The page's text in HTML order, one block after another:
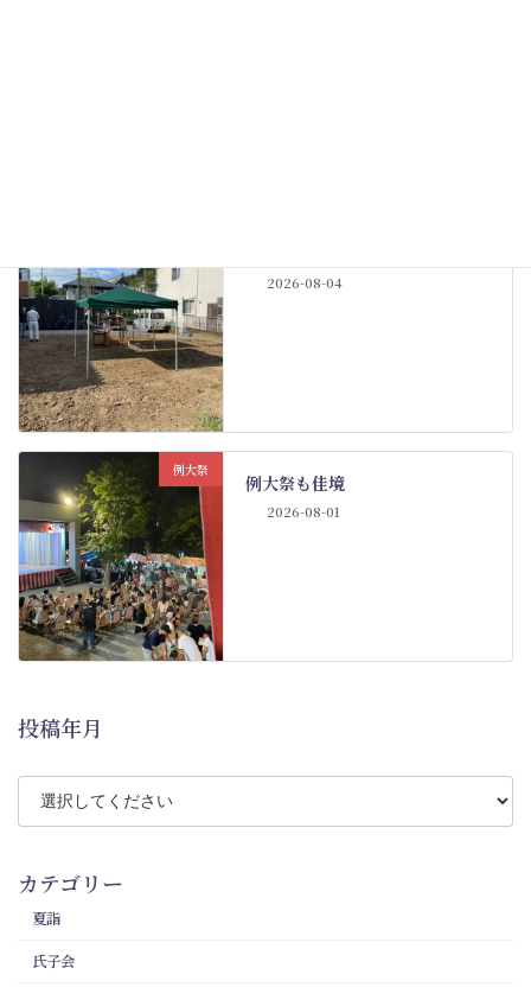
2026-08-04
例大祭
例大祭も佳境
2026-08-01
投稿年月
カテゴリー
夏詣
氏子会